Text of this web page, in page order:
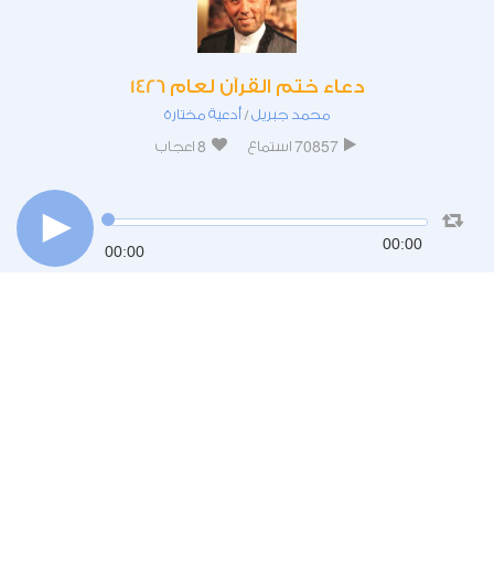
دعاء ختم القرآن لعام 1426
محمد جبريل/ أدعية مختارة
70857 استماع 8 اعجاب
00:00 00:00